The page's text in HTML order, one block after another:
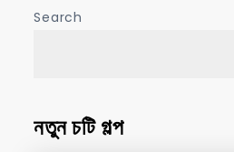
Search
নতুন চটি গল্প